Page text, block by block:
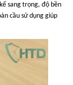
sang trọng, độ bền
cầu sử dụng giúp